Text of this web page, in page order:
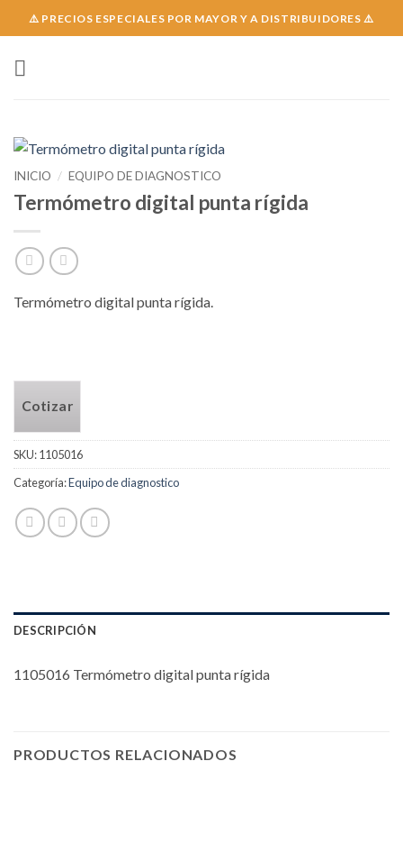
to
⚠️ PRECIOS ESPECIALES POR MAYOR Y A DISTRIBUIDORES ⚠️
INICIO / EQUIPO DE DIAGNOSTICO
Termómetro digital punta rígida
Termómetro digital punta rígida.
Cotizar
SKU:1105016
Categoría:Equipo de diagnostico
DESCRIPCIÓN
1105016 Termómetro digital punta rígida
PRODUCTOS RELACIONADOS